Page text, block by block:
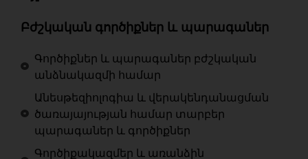
Բժշկական գործիքներ և պարագաներ
Գործիքներ և պարագաներ բժշկական
անձնակազմի համար
Անեսթեզիոլոգիա և վերակենդանացման
ծառայայության համար տարբեր
պարագաներ և գործիքներ
Գործիքակազմեր և առանձին